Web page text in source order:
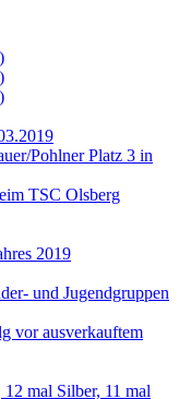
Pohlner Platz 3 in
TSC Olsberg
2019
und Jugendgruppen
vor ausverkauftem
mal Silber, 11 mal